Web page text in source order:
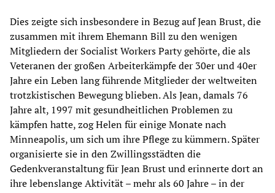
Dies zeigte sich insbesondere in Bezug auf Jean Brust, die
zusammen mit ihrem Ehemann Bill zu den wenigen
Mitgliedern der Socialist Workers Party gehörte, die als
Veteranen der großen Arbeiterkämpfe der 30er und 40er
Jahre ein Leben lang führende Mitglieder der weltweiten
trotzkistischen Bewegung blieben. Als Jean, damals 76
Jahre alt, 1997 mit gesundheitlichen Problemen zu
kämpfen hatte, zog Helen für einige Monate nach
Minneapolis, um sich um ihre Pflege zu kümmern. Später
organisierte sie in den Zwillingsstädten die
Gedenkveranstaltung für Jean Brust und erinnerte dort an
ihre lebenslange Aktivität – mehr als 60 Jahre – in der